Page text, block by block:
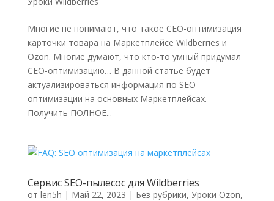
Многие не понимают, что такое СЕО-оптимизация
карточки товара на Маркетплейсе Wildberries и
Ozon. Многие думают, что кто-то умный придумал
СЕО-оптимизацию… В данной статье будет
актуализироваться информация по SEO-
оптимизации на основных Маркетплейсах.
Получить ПОЛНОЕ...
Сервис SEO-пылесос для Wildberries
от len5h | Май 22, 2023 | Без рубрики, Уроки Ozon,